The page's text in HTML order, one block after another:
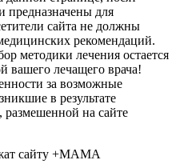
предназначены для
сайта не должны
рекомендаций.
методики лечения остается
вашего лечащего врача!
за возможные
в результате
на сайте
сайту +МАМА